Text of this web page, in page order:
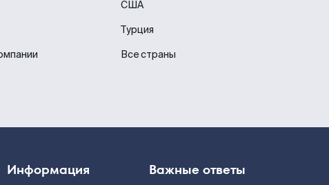
США
Турция
Все страны
Информация Важные ответы